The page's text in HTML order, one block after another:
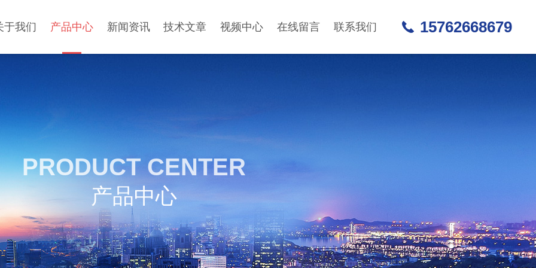
于我们 产品中心 新闻资讯 技术文章 视频中心 在线留言 联系我们 15762668679
PRODUCT CENTER
产品中心